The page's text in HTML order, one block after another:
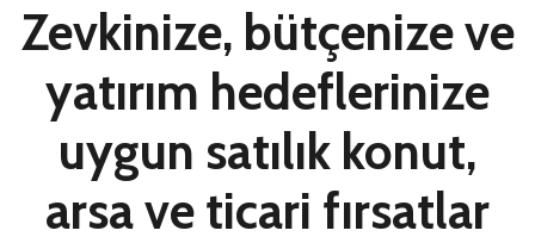
Zevkinize, bütçenize ve
yatırım hedeflerinize
uygun satılık konut,
arsa ve ticari fırsatlar